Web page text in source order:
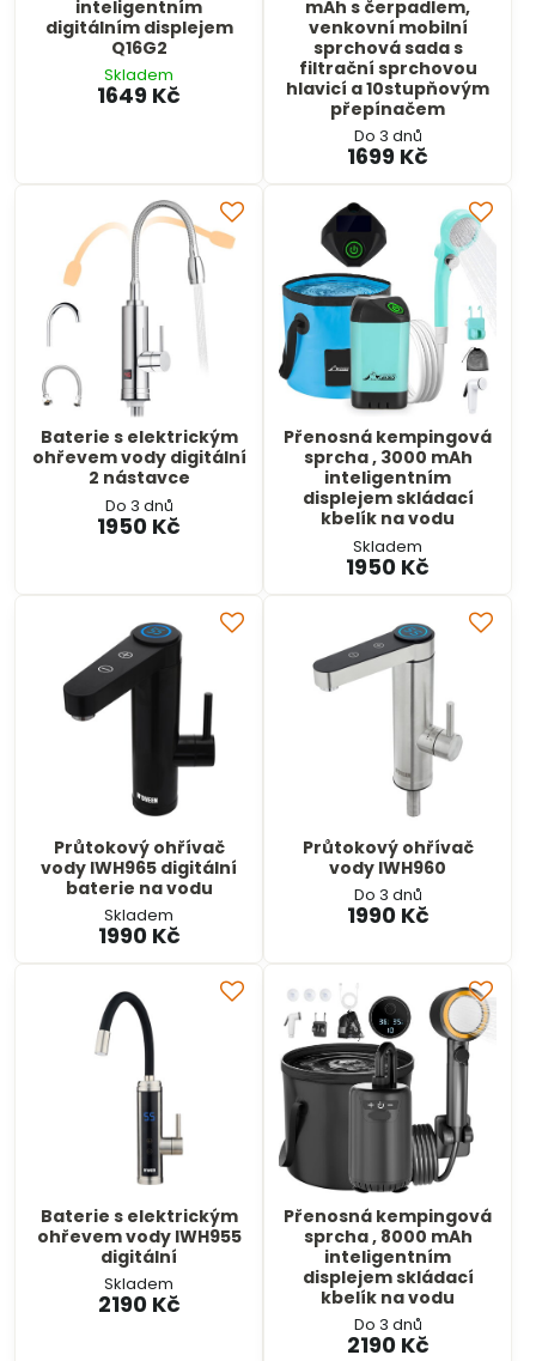
inteligentním
digitálním displejem
Q16G2
Skladem
1649 Kč
mAh s čerpadlem,
venkovní mobilní
sprchová sada s
filtrační sprchovou
hlavicí a 10stupňovým
přepínačem
Do 3 dnů
1699 Kč
Baterie s elektrickým
ohřevem vody digitální
2 nástavce
Do 3 dnů
1950 Kč
Přenosná kempingová
sprcha , 3000 mAh
inteligentním
displejem skládací
kbelík na vodu
Skladem
1950 Kč
Průtokový ohřívač
vody IWH965 digitální
baterie na vodu
Skladem
1990 Kč
Průtokový ohřívač
vody IWH960
Do 3 dnů
1990 Kč
Baterie s elektrickým
ohřevem vody IWH955
digitální
Skladem
2190 Kč
Přenosná kempingová
sprcha , 8000 mAh
inteligentním
displejem skládací
kbelík na vodu
Do 3 dnů
2190 Kč